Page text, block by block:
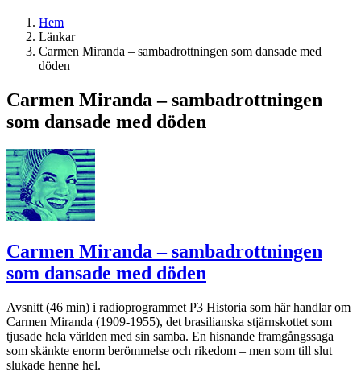
Hem
Länkar
Carmen Miranda – sambadrottningen som dansade med
döden
Carmen Miranda – sambadrottningen
som dansade med döden
Carmen Miranda – sambadrottningen
som dansade med döden
Avsnitt (46 min) i radioprogrammet P3 Historia som här handlar om
Carmen Miranda (1909-1955), det brasilianska stjärnskottet som
tjusade hela världen med sin samba. En hisnande framgångssaga
som skänkte enorm berömmelse och rikedom – men som till slut
slukade henne hel.